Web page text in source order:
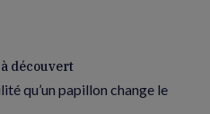
découvert
qu’un papillon change le